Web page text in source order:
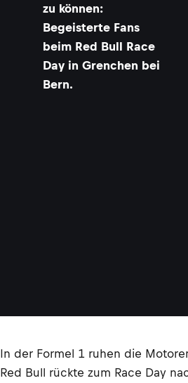
zu können:
Begeisterte Fans
beim Red Bull Race
Day in Grenchen bei
Bern.
In der Formel 1 ruhen die
Red Bull rückte zum Race Day